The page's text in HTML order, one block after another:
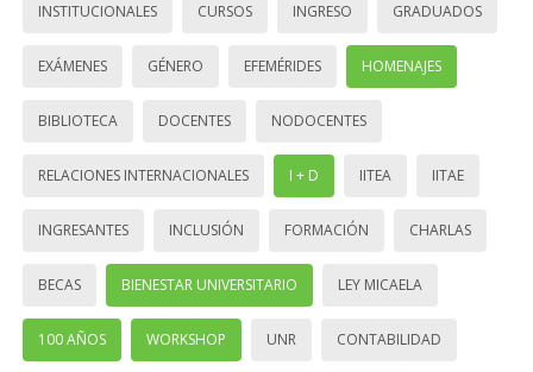
INSTITUCIONALES CURSOS INGRESO GRADUADOS
EXÁMENES GÉNERO EFEMÉRIDES HOMENAJES
BIBLIOTECA DOCENTES NODOCENTES
RELACIONES INTERNACIONALES I + D IITEA IITAE
INGRESANTES INCLUSIÓN FORMACIÓN CHARLAS
BECAS BIENESTAR UNIVERSITARIO LEY MICAELA
100 AÑOS WORKSHOP UNR CONTABILIDAD